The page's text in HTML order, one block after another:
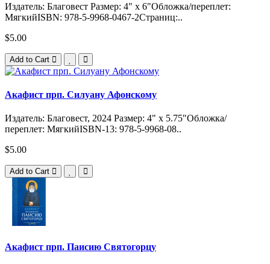
Издатель: Благовест Размер: 4" x 6"Обложка/переплет:
МягкийISBN: 978-5-9968-0467-2Страниц:..
$5.00
Add to Cart
Акафист прп. Силуану Афонскому
Издатель: Благовест, 2024 Размер: 4" x 5.75"Обложка/
переплет: МягкийISBN-13: 978-5-9968-08..
$5.00
Add to Cart
Акафист прп. Паисию Святогорцу